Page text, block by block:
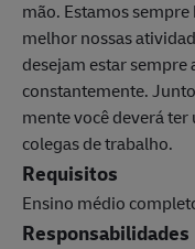
mão. Estamos
melhor nossas
desejam estar
constantemente.
mente você deverá
colegas de trabalho.
Requisitos
Ensino médio
Responsabilidades